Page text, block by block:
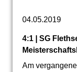
04.05.2019
4:1 | SG
Am